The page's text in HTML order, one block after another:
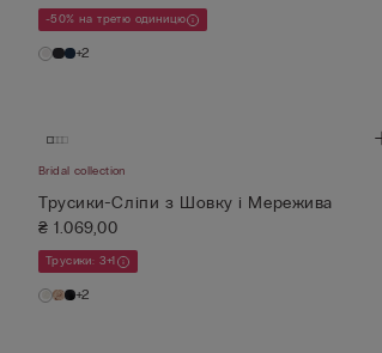
-50% на третю одиницю
+2
Bridal collection
Трусики-Сліпи з Шовку і Мережива
₴ 1.069,00
Трусики: 3+1
+2